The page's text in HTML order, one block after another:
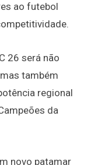
ao futebol
26 será não
também
regional
da
novo patamar